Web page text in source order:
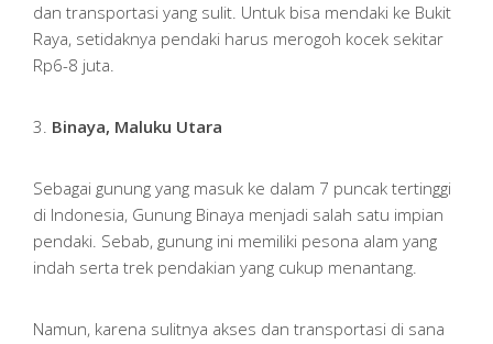
dan transportasi yang sulit. Untuk bisa mendaki ke Bukit
Raya, setidaknya pendaki harus merogoh kocek sekitar
Rp6-8 juta.
3. Binaya, Maluku Utara
Sebagai gunung yang masuk ke dalam 7 puncak tertinggi
di Indonesia, Gunung Binaya menjadi salah satu impian
pendaki. Sebab, gunung ini memiliki pesona alam yang
indah serta trek pendakian yang cukup menantang.
Namun, karena sulitnya akses dan transportasi di sana